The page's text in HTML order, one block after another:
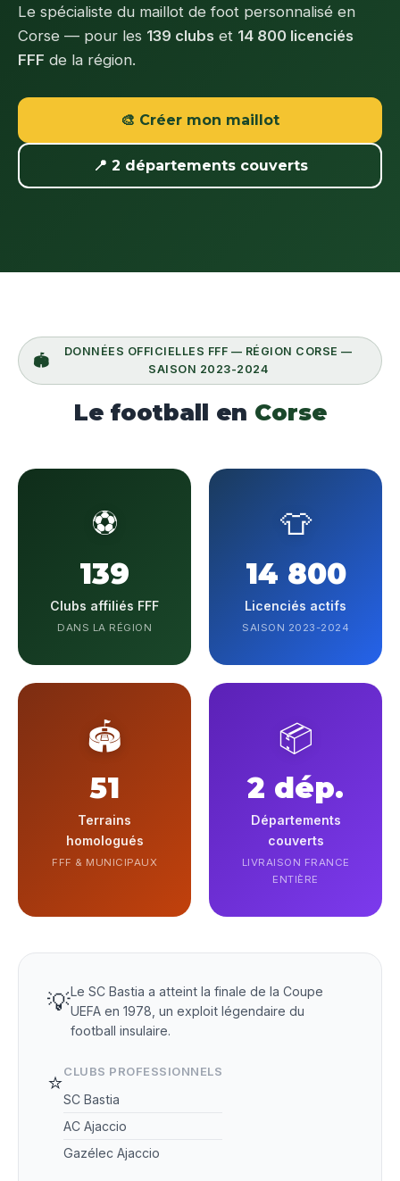
Le spécialiste du maillot de foot personnalisé en
Corse — pour les 139 clubs et 14 800 licenciés
FFF de la région.
🎨 Créer mon maillot
📍 2 départements couverts
🏟️
DONNÉES OFFICIELLES FFF — RÉGION CORSE —
SAISON 2023-2024
Le football en Corse
⚽
139
Clubs affiliés FFF
DANS LA RÉGION
👕
14 800
Licenciés actifs
SAISON 2023-2024
🏟️
51
Terrains
homologués
FFF & MUNICIPAUX
📦
2 dép.
Départements
couverts
LIVRAISON FRANCE
ENTIÈRE
💡Le SC Bastia a atteint la finale de la Coupe
UEFA en 1978, un exploit légendaire du
football insulaire.
⭐CLUBS PROFESSIONNELS
SC Bastia
AC Ajaccio
Gazélec Ajaccio